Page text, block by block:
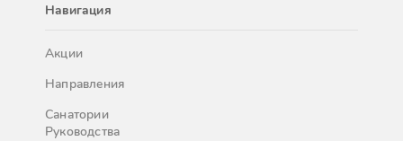
Навигация
Акции
Направления
Санатории
Руководства